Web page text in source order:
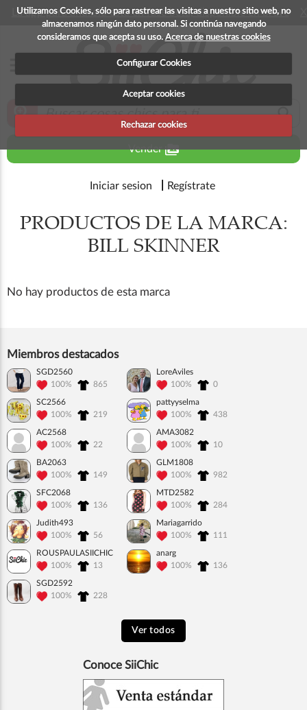
Utilizamos Cookies, sólo para rastrear las visitas a nuestro sitio web, no
almacenamos ningún dato personal. Si continúa navegando
consideramos que acepta su uso. Acerca de nuestras cookies
Configurar Cookies
Aceptar cookies
Rechazar cookies
La app para android esta en fase beta, disponible en breve
zoom_in search
Venderperm_media
Iniciar sesion Regístrate
PRODUCTOS DE LA MARCA:
BILL SKINNER
No hay productos de esta marca
Miembros destacados
SGD2560
100%
865
LoreAviles
100%
0
SC2566
100%
219
pattyyselma
100%
438
AC2568
100%
22
AMA3082
100%
10
BA2063
100%
149
GLM1808
100%
982
SFC2068
100%
136
MTD2582
100%
284
Judith493
100%
56
Mariagarrido
100%
111
ROUSPAULASIICHIC
100%
13
anarg
100%
136
SGD2592
100%
228
Ver todos
Conoce SiiChic